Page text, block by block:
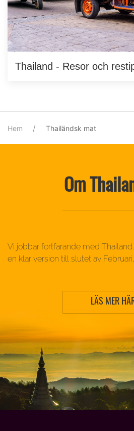
Thailand - Resor och
Hem Thailändsk mat
Om
Vi jobbar fortfarande med
en klar version till slutet av
LÄS MER